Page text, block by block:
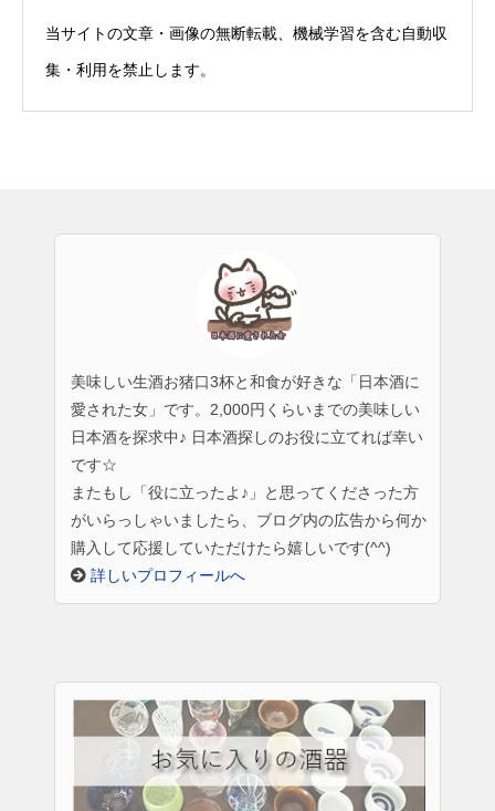
当サイトの文章・画像の無断転載、機械学習を含む自動収
集・利用を禁止します。
美味しい生酒お猪口3杯と和食が好きな「日本酒に
愛された女」です。2,000円くらいまでの美味しい
日本酒を探求中♪ 日本酒探しのお役に立てれば幸い
です☆
またもし「役に立ったよ♪」と思ってくださった方
がいらっしゃいましたら、ブログ内の広告から何か
購入して応援していただけたら嬉しいです(^^)
詳しいプロフィールへ